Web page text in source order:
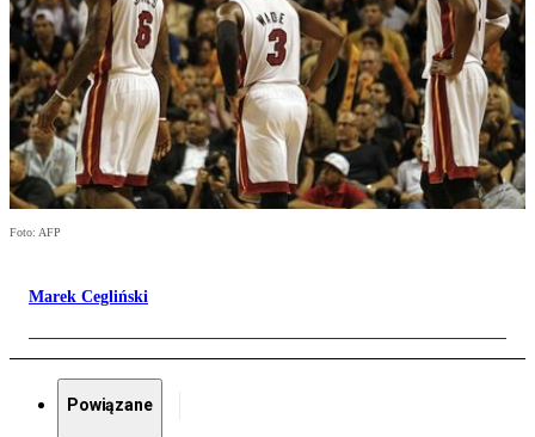
Foto: AFP
Marek Cegliński
Powiązane